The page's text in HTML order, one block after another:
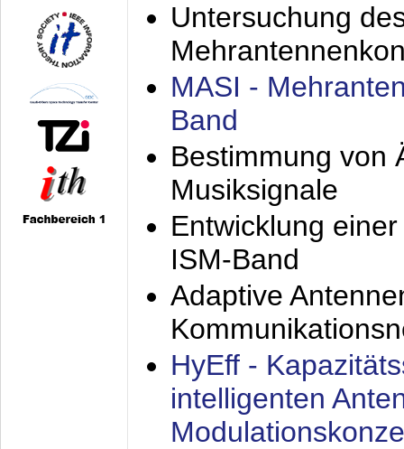
Untersuchung
MASI -
Band
Bestimmung von
Musiksignale
Entwicklung
ISM-Band
Adaptive
HyEff -
intelligenten